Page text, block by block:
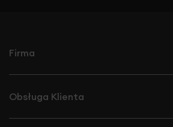
Firma
Obsługa Klienta